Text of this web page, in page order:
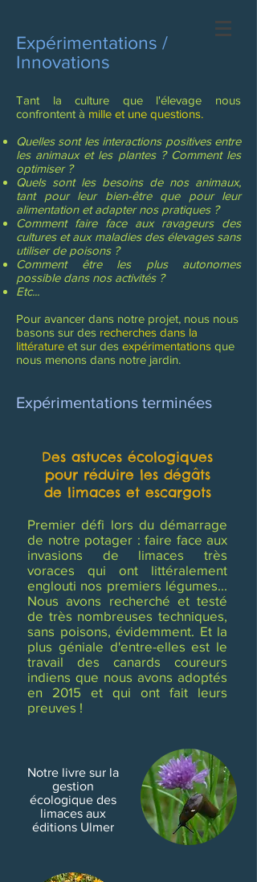
Expérimentations /
Innovations
Tant la culture que l'élevage nous
confrontent à mille et une questions.
Quelles sont les interactions positives entre
les animaux et les plantes ? Comment les
optimiser ?
Quels sont les besoins de nos animaux,
tant pour leur bien-être que pour leur
alimentation et adapter nos pratiques ?
Comment faire face aux ravageurs des
cultures et aux maladies des élevages sans
utiliser de poisons ?
Comment être les plus autonomes
possible dans nos activités ?
Etc...
Pour avancer dans notre projet, nous nous
basons sur des recherches dans la
littérature et sur des expérimentations que
nous menons dans notre jardin.
Expérimentations terminées
Des astuces écologiques
pour réduire les dégâts
de limaces et escargots
Premier défi lors du démarrage
de notre potager : faire face aux
invasions de limaces très
voraces qui ont littéralement
englouti nos premiers légumes...
Nous avons recherché et testé
de très nombreuses techniques,
sans poisons, évidemment. Et la
plus géniale d'entre-elles est le
travail des canards coureurs
indiens que nous avons adoptés
en 2015 et qui ont fait leurs
preuves !
Notre livre sur la
gestion
écologique des
limaces aux
éditions Ulmer